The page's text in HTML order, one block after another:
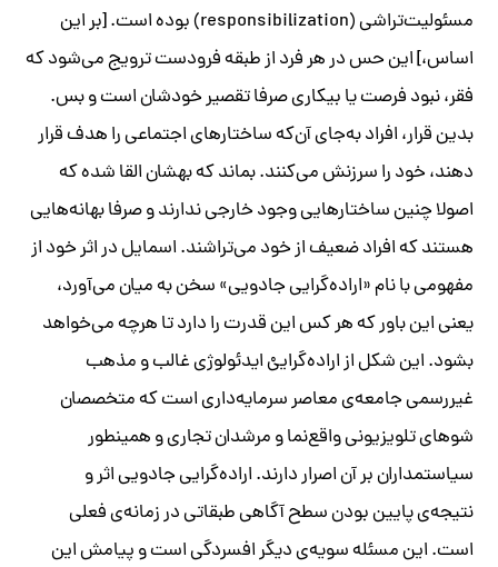
مسئولیت‌تراشی (responsibilization) بوده است. [بر این
اساس،] این حس در هر فرد از طبقه فرودست ترویج می‌شود که
فقر، نبود فرصت یا بیکاری صرفا تقصیر خودشان است و بس.
بدین قرار، افراد به‌جای آن‌که ساختارهای اجتماعی را هدف قرار
دهند، خود را سرزنش می‌کنند. بماند که بهشان القا شده که
اصولا چنین ساختارهایی وجود خارجی ندارند و صرفا بهانه‌هایی
هستند که افراد ضعیف از خود می‌تراشند. اسمایل در اثر خود از
مفهومی با نام «اراده‌گرایی جادویی» سخن به میان می‌آورد،
یعنی این باور که هر کس این قدرت را دارد تا هرچه می‌خواهد
بشود. این شکل از اراده‌گراییْ ایدئولوژی غالب و مذهب
غیررسمی جامعه‌ی معاصر سرمایه‌داری است که متخصصان
شوهای تلویزیونی واقع‌نما و مرشدان تجاری و همینطور
سیاستمداران بر آن اصرار دارند. اراده‌گرایی جادویی اثر و
نتیجه‌ی پایین بودن سطح آگاهی طبقاتی در زمانه‌ی فعلی
است. این مسئله سویه‌ی دیگر افسردگی است و پیامش این